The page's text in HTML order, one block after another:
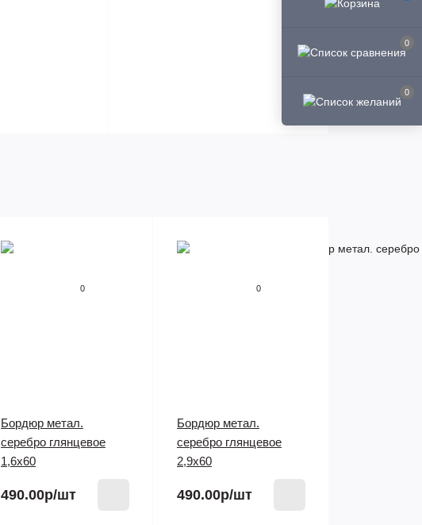
0
0
0
Бордюр метал.
серебро глянцевое
1,6х60
490.00р/шт
0
Бордюр метал.
серебро глянцевое
2,9х60
490.00р/шт